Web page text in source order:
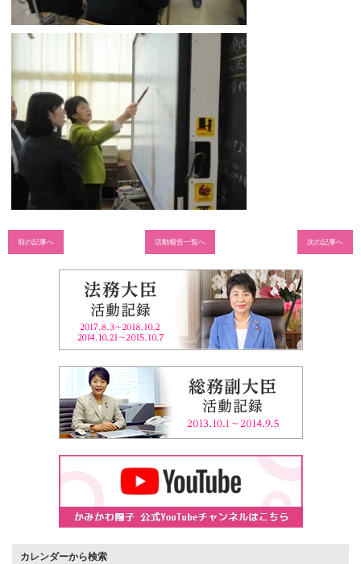
前の記事へ 活動報告一覧へ 次の記事へ
カレンダーから検索